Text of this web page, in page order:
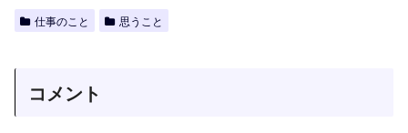
仕事のこと 思うこと
コメント